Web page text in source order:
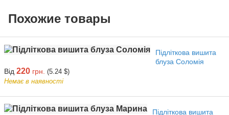
Похожие товары
Підліткова вишита
блуза Соломія
Від 220 грн. (5.24 $)
Немає в наявності
Підліткова вишита